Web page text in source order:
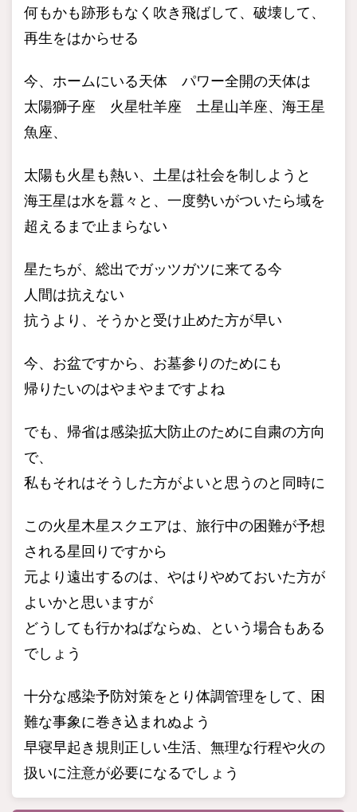
何もかも跡形もなく吹き飛ばして、破壊して、
再生をはからせる
今、ホームにいる天体 パワー全開の天体は
太陽獅子座 火星牡羊座 土星山羊座、海王星
魚座、
太陽も火星も熱い、土星は社会を制しようと
海王星は水を囂々と、一度勢いがついたら域を
超えるまで止まらない
星たちが、総出でガッツガツに来てる今
人間は抗えない
抗うより、そうかと受け止めた方が早い
今、お盆ですから、お墓参りのためにも
帰りたいのはやまやまですよね
でも、帰省は感染拡大防止のために自粛の方向
で、
私もそれはそうした方がよいと思うのと同時に
この火星木星スクエアは、旅行中の困難が予想
される星回りですから
元より遠出するのは、やはりやめておいた方が
よいかと思いますが
どうしても行かねばならぬ、という場合もある
でしょう
十分な感染予防対策をとり体調管理をして、困
難な事象に巻き込まれぬよう
早寝早起き規則正しい生活、無理な行程や火の
扱いに注意が必要になるでしょう